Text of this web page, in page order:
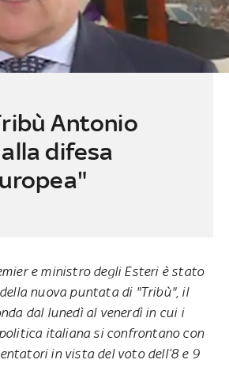
Antonio
difesa
e ministro degli Esteri è stato
nuova puntata di "Tribù", il
dal lunedì al venerdì in cui i
italiana si confrontano con
in vista del voto dell’8 e 9